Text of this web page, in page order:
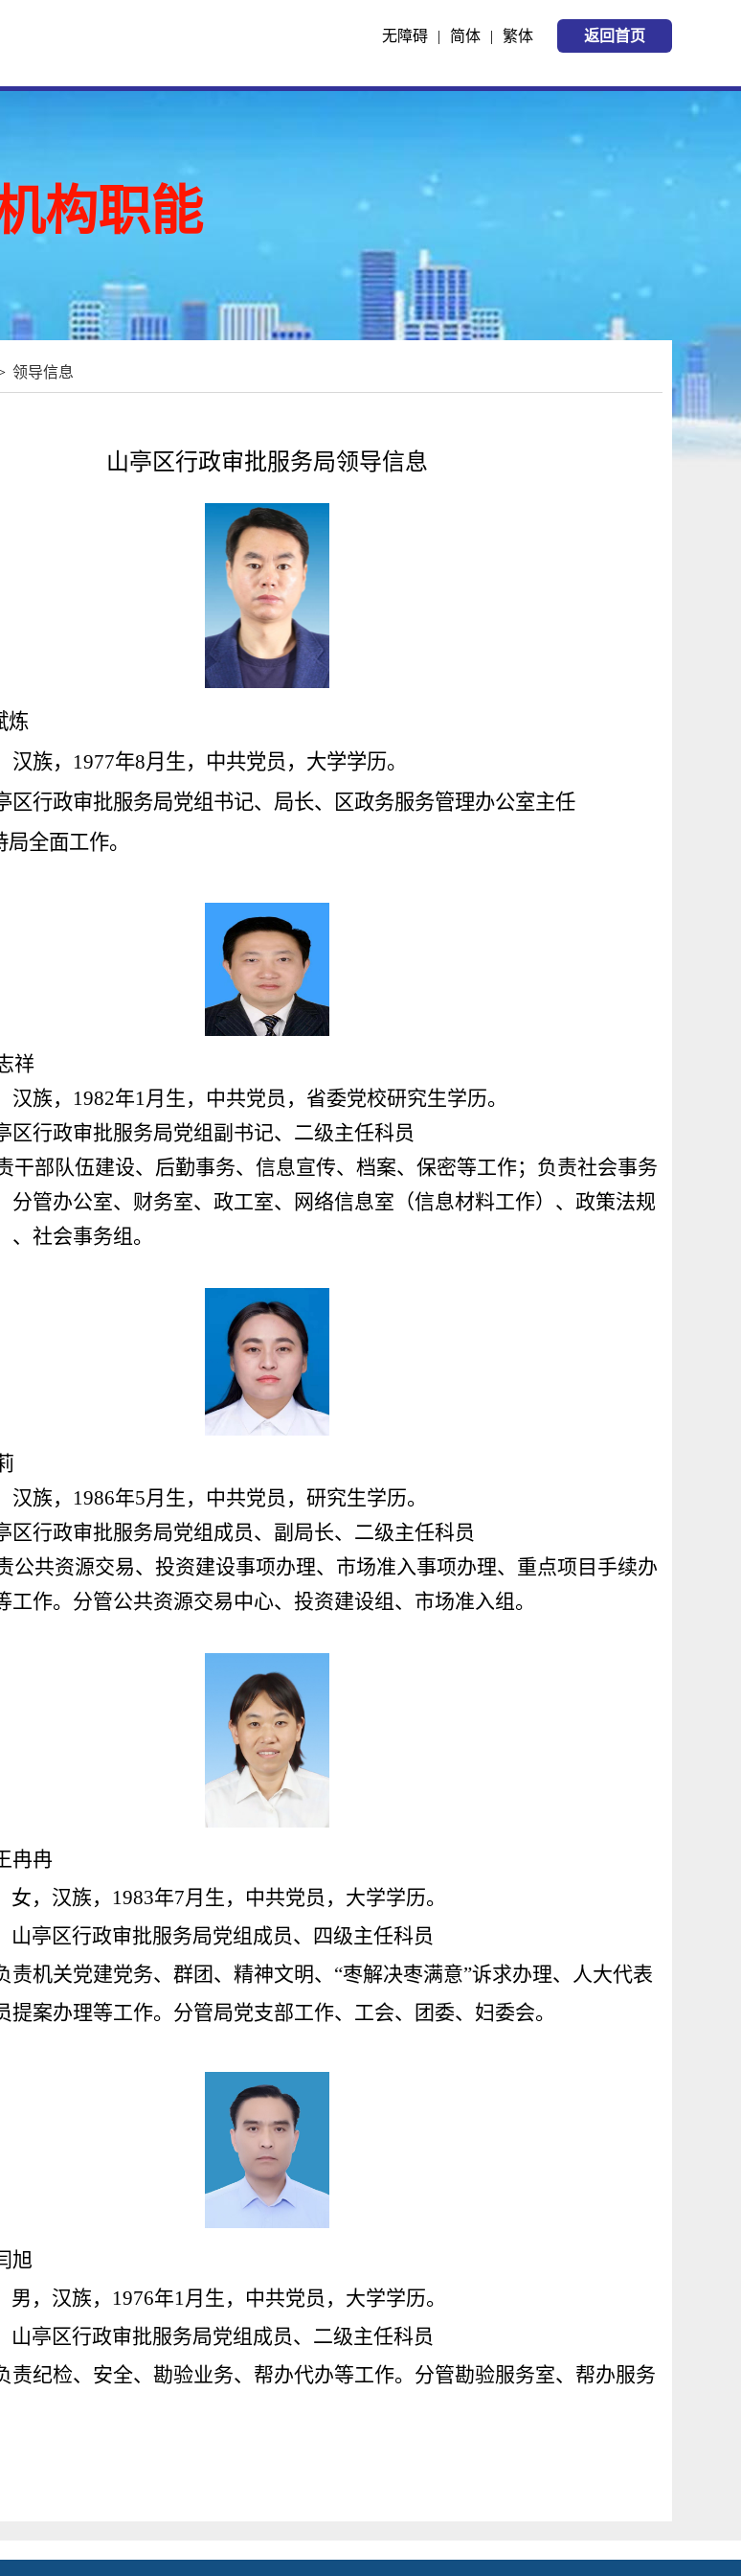
返回首页
繁体
|
简体
|
无障碍
构职能
领导信息
山亭区行政审批服务局领导信息
炼
汉族，1977年8月生，中共党员，大学学历。
区行政审批服务局党组书记、局长、区政务服务管理办公室主任
全面工作。
祥
汉族，1982年1月生，中共党员，省委党校研究生学历。
区行政审批服务局党组副书记、二级主任科员
干部队伍建设、后勤事务、信息宣传、档案、保密等工作；负责社会事务
分管办公室、财务室、政工室、网络信息室（信息材料工作）、政策法规
、社会事务组。
汉族，1986年5月生，中共党员，研究生学历。
区行政审批服务局党组成员、副局长、二级主任科员
公共资源交易、投资建设事项办理、市场准入事项办理、重点项目手续办
工作。分管公共资源交易中心、投资建设组、市场准入组。
冉冉
女，汉族，1983年7月生，中共党员， 大学学历。
山亭区行政审批服务局党组成员、 四级主任科员
责机关党建党务、群团、精神文明、“枣解决枣满意”诉求办理、人大代表
提案办理等工作。分管局党支部工作、工会、团委、妇委会。
旭
男 ，汉族，1976年1 月生，中共党员， 大学学历。
山亭区行政审批服务局党组成员、 二级主任科员
责纪检、安全、勘验业务、帮办代办等工作。分管勘验服务室、帮办服务